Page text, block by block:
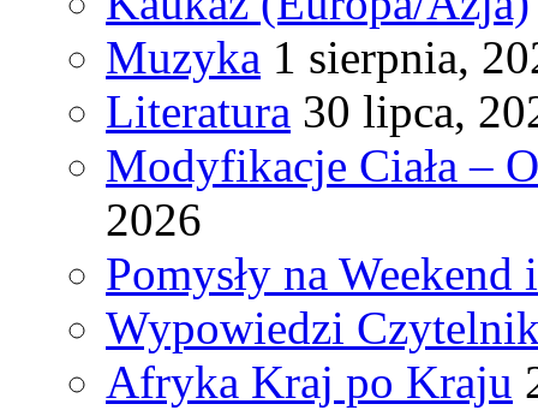
Muzyka 1 sierpnia,
Literatura 30 lipca,
Modyfikacje Ciała –
2026
Pomysły na
Wypowiedzi
Afryka Kraj po Kraju